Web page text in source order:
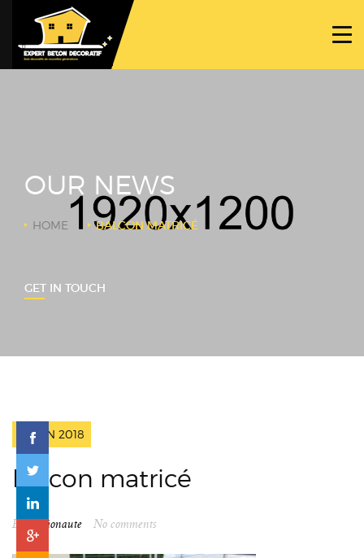
PROJETS
NOUS CONTACTER
OUR NEWS
HOME BALCON MATRICÉ
GET IN TOUCH
2 JUIN 2018
balcon matricé
By spationaute No comments